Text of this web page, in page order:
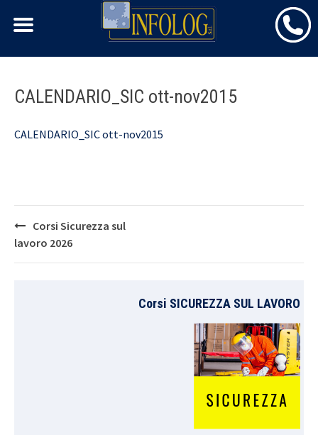
Skip
content
CALENDARIO_SIC ott-nov2015
CALENDARIO_SIC ott-nov2015
Post
navigation
Corsi Sicurezza sul
lavoro 2026
Corsi SICUREZZA SUL LAVORO